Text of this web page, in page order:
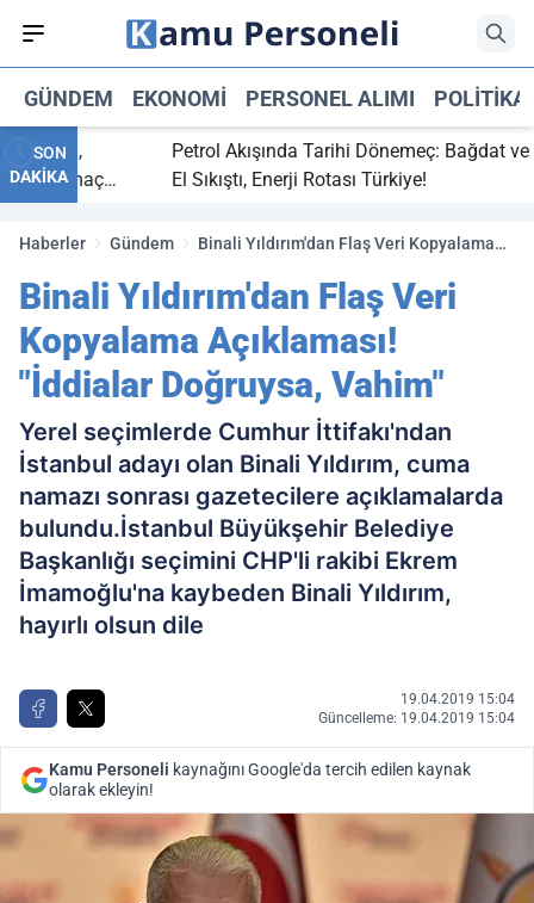
GÜNDEM EKONOMI PERSONEL ALIMI POLITIKA
SON
DAKİKA
bitti,
maç
Petrol Akışında Tarihi Dönemeç: Bağdat ve
El Sıkıştı, Enerji Rotası Türkiye!
Haberler Gündem
Binali Yıldırım'dan Flaş Veri Kopyalama
Binali Yıldırım'dan Flaş Veri
Kopyalama Açıklaması!
"İddialar Doğruysa, Vahim"
Yerel seçimlerde Cumhur İttifakı'ndan
İstanbul adayı olan Binali Yıldırım, cuma
namazı sonrası gazetecilere açıklamalarda
bulundu.İstanbul Büyükşehir Belediye
Başkanlığı seçimini CHP'li rakibi Ekrem
İmamoğlu'na kaybeden Binali Yıldırım,
hayırlı olsun dile
19.04.2019 15:04
Güncelleme: 19.04.2019 15:04
Kamu Personeli kaynağını Google'da tercih edilen kaynak
olarak ekleyin!